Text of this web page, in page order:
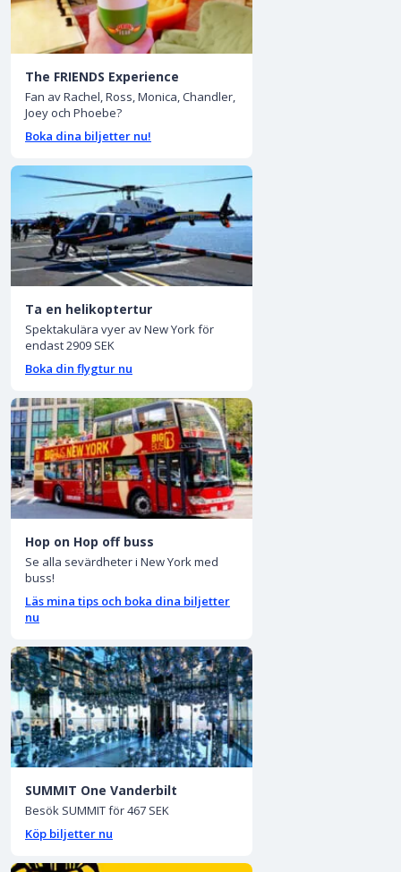
The FRIENDS Experience
Fan av Rachel, Ross, Monica, Chandler,
Joey och Phoebe?
Boka dina biljetter nu!
Ta en helikoptertur
Spektakulära vyer av New York för
endast 2909 SEK
Boka din flygtur nu
Hop on Hop off buss
Se alla sevärdheter i New York med
buss!
Läs mina tips och boka dina biljetter
nu
SUMMIT One Vanderbilt
Besök SUMMIT för 467 SEK
Köp biljetter nu